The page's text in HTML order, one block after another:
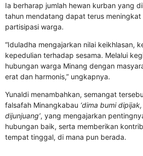
Ia berharap jumlah hewan kurban yang
tahun mendatang dapat terus
partisipasi warga.
“Iduladha mengajarkan nilai keikhlasan,
kepedulian terhadap sesama. Melalui
hubungan warga Minang dengan
erat dan harmonis,” ungkapnya.
Yunaldi menambahkan, semangat
falsafah Minangkabau ‘dima bumi
dijunjuang’, yang mengajarkan
hubungan baik, serta memberikan
tempat tinggal, di mana pun berada.